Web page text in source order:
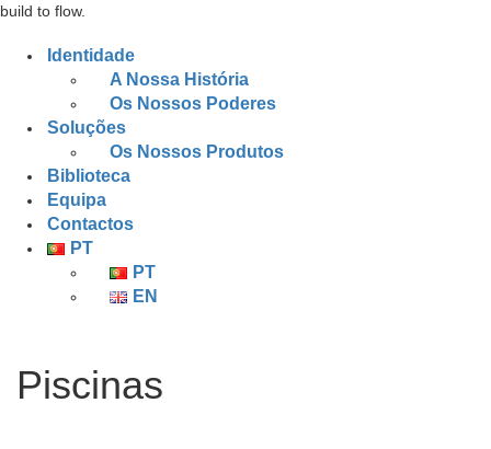
build to flow.
Identidade
A Nossa História
Os Nossos Poderes
Soluções
Os Nossos Produtos
Biblioteca
Equipa
Contactos
PT
PT
EN
Piscinas